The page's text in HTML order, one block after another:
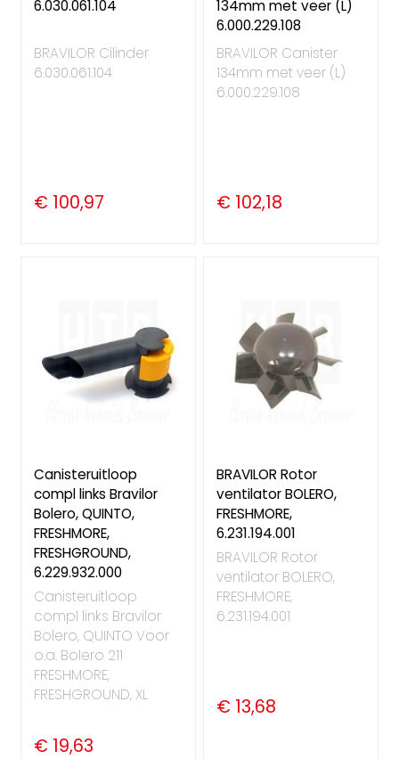
6.030.061.104
BRAVILOR Cilinder
6.030.061.104
€ 100,97
134mm met veer (L)
6.000.229.108
BRAVILOR Canister
134mm met veer (L)
6.000.229.108
€ 102,18
Canisteruitloop
compl links Bravilor
Bolero, QUINTO,
FRESHMORE,
FRESHGROUND,
6.229.932.000
Canisteruitloop
compl links Bravilor
Bolero, QUINTO Voor
o.a. Bolero 211
FRESHMORE,
FRESHGROUND, XL
€ 19,63
BRAVILOR Rotor
ventilator BOLERO,
FRESHMORE,
6.231.194.001
BRAVILOR Rotor
ventilator BOLERO,
FRESHMORE,
6.231.194.001
€ 13,68